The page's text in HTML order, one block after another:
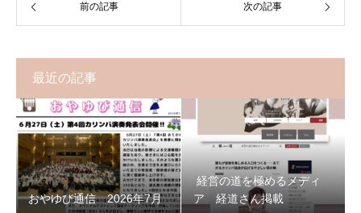
前の記事 次の記事
最近の記事
おやゆび通信 2026年7月
経営の道を極めるメディ
ア 経道さん掲載